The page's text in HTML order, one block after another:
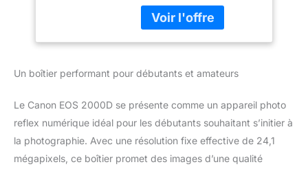
partout où vous allez
Exprimez votre créativité
d'un appareil reflex avec
interchangeables 1 X
EOS 2000D Boîtier Nu
Un boîtier performant pour débutants et amateurs
Le Canon EOS 2000D se présente comme un appareil photo
reflex numérique idéal pour les débutants souhaitant s’initier à
la photographie. Avec une résolution fixe effective de 24,1
mégapixels, ce boîtier promet des images d’une qualité